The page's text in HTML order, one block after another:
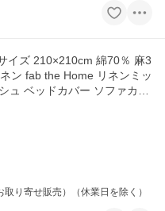
イズ 210×210cm 綿70％ 麻3
ン fab the Home リネンミッ
ュ ベッドカバー ソファカバ
り寄せ販売）（休業日を除く）